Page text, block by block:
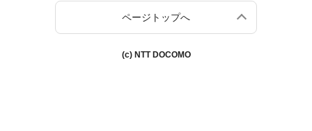
ページトップへ
(c) NTT DOCOMO